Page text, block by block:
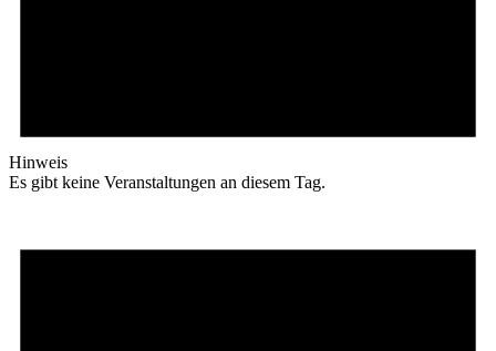
Hinweis
Es gibt keine Veranstaltungen an diesem Tag.